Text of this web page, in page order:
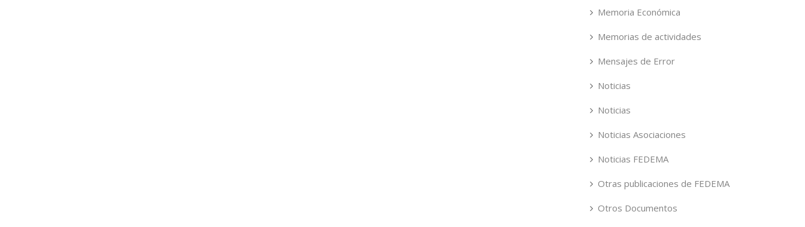
Memoria Económica
Memorias de actividades
Mensajes de Error
Noticias
Noticias
Noticias Asociaciones
Noticias FEDEMA
Otras publicaciones de FEDEMA
Otros Documentos